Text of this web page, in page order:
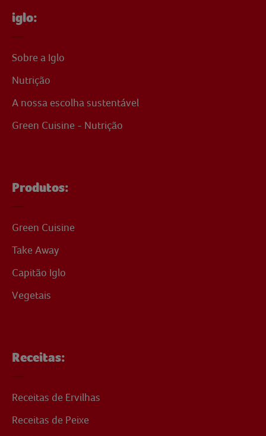
iglo:
Sobre a Iglo
Nutrição
A nossa escolha sustentável
Green Cuisine - Nutrição
Produtos:
Green Cuisine
Take Away
Capitão Iglo
Vegetais
Receitas:
Receitas de Ervilhas
Receitas de Peixe